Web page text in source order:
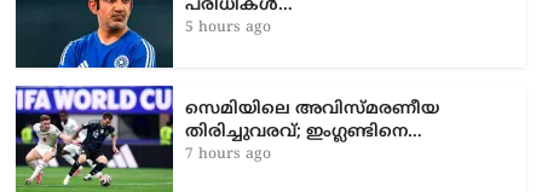
പരിധികൾ…
5 hours ago
സെമിയിലെ അവിസ്മരണീയ
തിരിച്ചുവരവ്; ഇംഗ്ലണ്ടിനെ…
7 hours ago